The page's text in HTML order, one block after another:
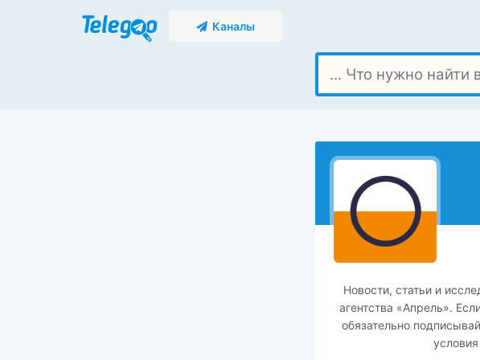
Каналы
Новости, статьи и
агентства «Апрель».
обязательно